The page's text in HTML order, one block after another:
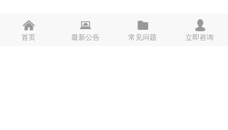
附件：
拟注销电信业务经营许可的企业名
낀
首页
뀵
最新公告
뀕
常见问题
넙
立即咨询